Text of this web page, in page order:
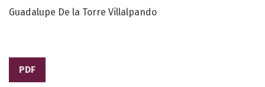
Guadalupe De la Torre Villalpando
PDF